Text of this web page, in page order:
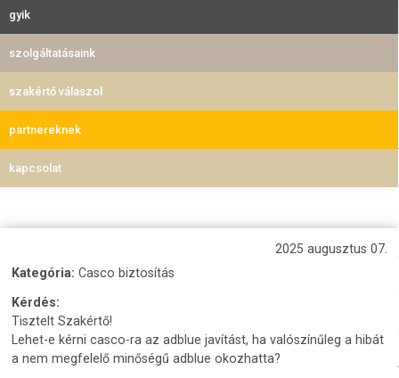
gyik
szolgáltatásaink
szakértő válaszol
partnereknek
kapcsolat
2025 augusztus 07.
Kategória:Casco biztosítás
Kérdés:
Tisztelt Szakértő!
Lehet-e kérni casco-ra az adblue javítást, ha valószínűleg a hibát
a nem megfelelő minőségű adblue okozhatta?